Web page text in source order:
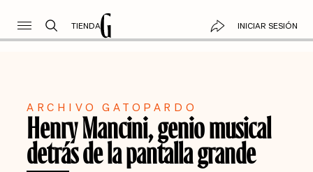
TIENDA INICIAR SESIÓN
ARCHIVO GATOPARDO
Henry Mancini, genio musical
detrás de la pantalla grande